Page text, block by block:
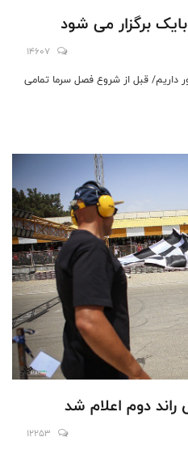
برگزار می شود
14607
داریم/ قبل از شروع فصل سرما تمامی
دوم اعلام شد
12253